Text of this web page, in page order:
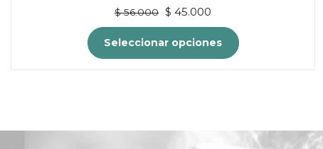
$56.000
El
precio
original
era:
$ 45.000
precio
actual
es:
Seleccionar opciones
múltiples